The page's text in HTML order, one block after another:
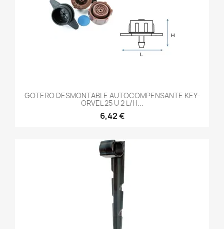
GOTERO DESMONTABLE AUTOCOMPENSANTE KEY-
ORVEL 25 U 2 L/H...
6,42 €